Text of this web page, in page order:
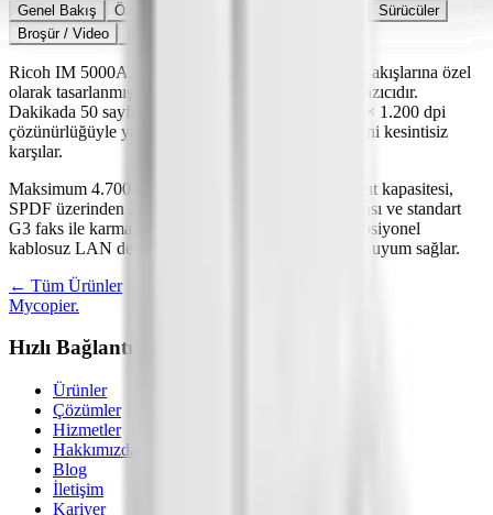
Genel Bakış
Özellikler
Sürücüler
Broşür / Video
Ricoh IM 5000A, orta–büyük ofislerin yoğun belge akışlarına özel
olarak tasarlanmış A3 formatta bir hepsi-bir-arada yazıcıdır.
Dakikada 50 sayfa siyah-beyaz baskı hızı ve 1.200 × 1.200 dpi
çözünürlüğüyle yazışma, raporlama ve form üretimini kesintisiz
karşılar.
Maksimum 4.700 sayfaya kadar genişletilebilen kağıt kapasitesi,
SPDF üzerinden 240 ipm çift-yön tarama performansı ve standart
G3 faks ile karma iş akışlarını tek cihazda toplar. Opsiyonel
kablosuz LAN desteğiyle hibrit çalışma düzenlerine uyum sağlar.
← Tüm Ürünler
Mycopier.
Hızlı Bağlantılar
Ürünler
Çözümler
Hizmetler
Hakkımızda
Blog
İletişim
Kariyer